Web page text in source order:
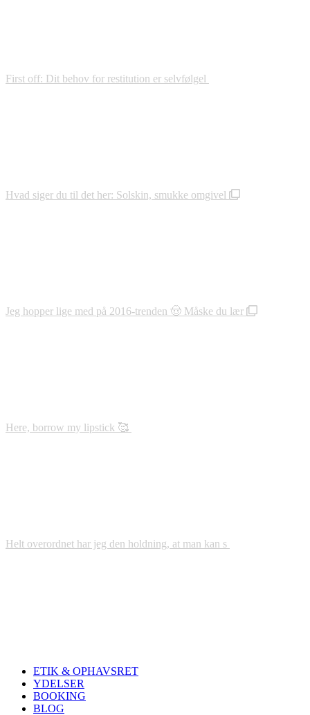
First off: Dit behov for restitution er selvfølgel
Hvad siger du til det her: Solskin, smukke omgivel
Jeg hopper lige med på 2016-trenden 🤠 Måske du lær
Here, borrow my lipstick 🥰
Helt overordnet har jeg den holdning, at man kan s
ETIK & OPHAVSRET
YDELSER
BOOKING
BLOG